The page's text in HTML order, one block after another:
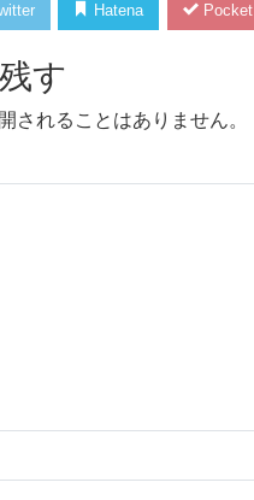
Hatena Pocket
す
されることはありません。